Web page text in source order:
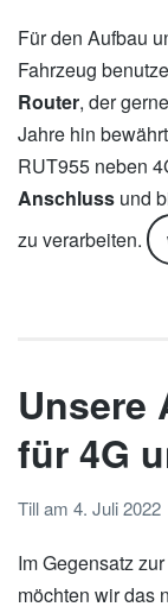
Für den Aufbau
Fahrzeug
Router, der
Jahre hin
RUT955 neben
Anschluss und
zu verarbeiten.
Unsere
für 4G
Tillam 4. Juli 2022
Im Gegensatz
möchten wir das